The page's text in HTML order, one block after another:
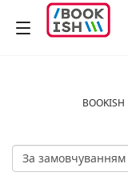
BOOKISH